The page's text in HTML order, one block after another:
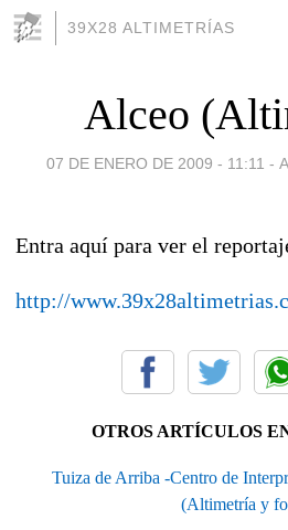
39X28 ALTIMETRÍAS
Alceo
07 DE ENERO DE 2009 - 11:11 -
Entra aquí para ver el
http://
OTROS ARTÍCULOS
Tuiza de Arriba -Centro de
(Altimetría y